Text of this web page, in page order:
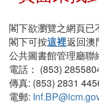
閣下欲瀏覽之網頁已
閣下可按這裡返回澳
公共圖書館管理廳聯
電話： (853)
傳真: (853) 2831
電郵: